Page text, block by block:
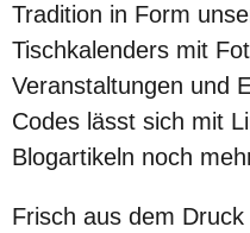
Tradition in Form
Tischkalenders mit
Veranstaltungen und
Codes lässt sich mit
Blogartikeln noch
Frisch aus dem